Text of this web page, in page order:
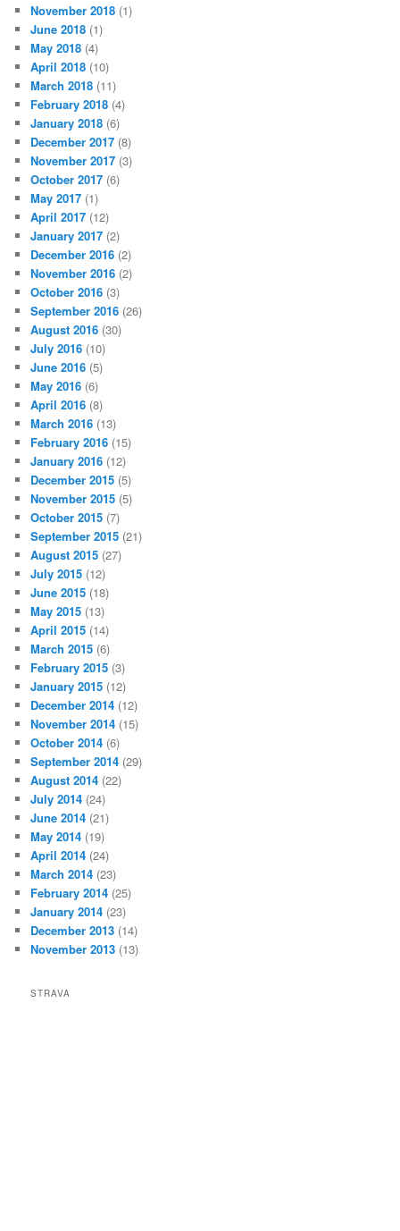
November 2018 (1)
June 2018 (1)
May 2018 (4)
April 2018 (10)
March 2018 (11)
February 2018 (4)
January 2018 (6)
December 2017 (8)
November 2017 (3)
October 2017 (6)
May 2017 (1)
April 2017 (12)
January 2017 (2)
December 2016 (2)
November 2016 (2)
October 2016 (3)
September 2016 (26)
August 2016 (30)
July 2016 (10)
June 2016 (5)
May 2016 (6)
April 2016 (8)
March 2016 (13)
February 2016 (15)
January 2016 (12)
December 2015 (5)
November 2015 (5)
October 2015 (7)
September 2015 (21)
August 2015 (27)
July 2015 (12)
June 2015 (18)
May 2015 (13)
April 2015 (14)
March 2015 (6)
February 2015 (3)
January 2015 (12)
December 2014 (12)
November 2014 (15)
October 2014 (6)
September 2014 (29)
August 2014 (22)
July 2014 (24)
June 2014 (21)
May 2014 (19)
April 2014 (24)
March 2014 (23)
February 2014 (25)
January 2014 (23)
December 2013 (14)
November 2013 (13)
STRAVA